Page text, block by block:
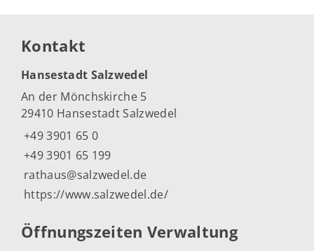
Kontakt
Hansestadt Salzwedel
An der Mönchskirche 5
29410 Hansestadt Salzwedel
+49 3901 65 0
+49 3901 65 199
rathaus@salzwedel.de
https://www.salzwedel.de/
Öffnungszeiten Verwaltung